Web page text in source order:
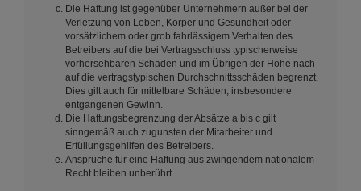
Die Haftung ist gegenüber Unternehmern außer bei der
Verletzung von Leben, Körper und Gesundheit oder
vorsätzlichem oder grob fahrlässigem Verhalten des
Betreibers auf die bei Vertragsschluss typischerweise
vorhersehbaren Schäden und im Übrigen der Höhe nach
auf die vertragstypischen Durchschnittsschäden begrenzt.
Dies gilt auch für mittelbare Schäden, insbesondere
entgangenen Gewinn.
Die Haftungsbegrenzung der Absätze a bis c gilt
sinngemäß auch zugunsten der Mitarbeiter und
Erfüllungsgehilfen des Betreibers.
Ansprüche für eine Haftung aus zwingendem nationalem
Recht bleiben unberührt.